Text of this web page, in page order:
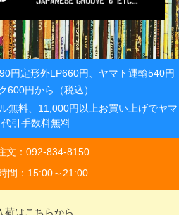
円定形外LP660円、ヤマト運輸540円
600円から（税込）
無料、11,000円以上お買い上げでヤマ
代引手数料無料
文：092-834-8150
間：15:00～21:00
荷はこちらから